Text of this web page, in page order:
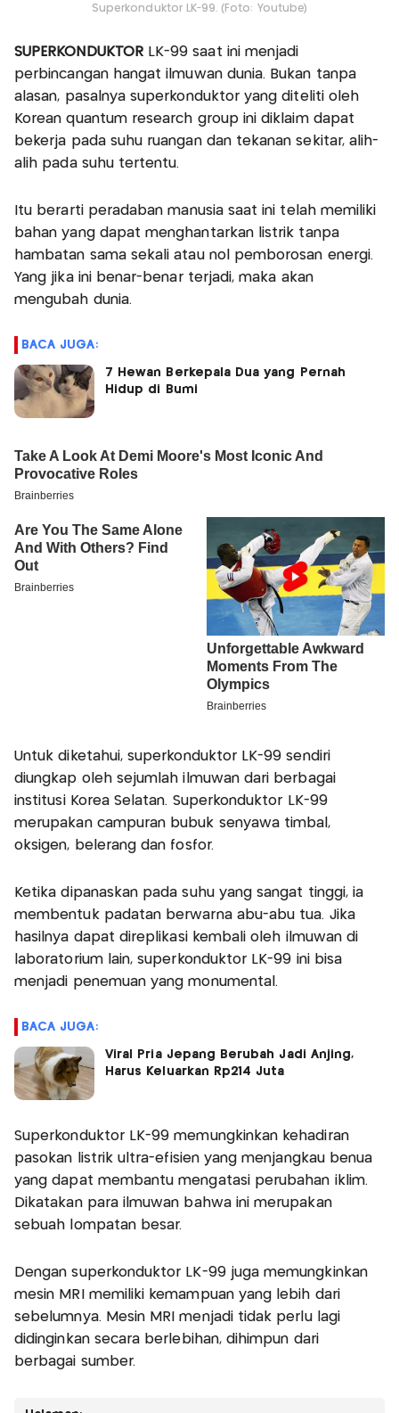
Superkonduktor LK-99. (Foto: Youtube)
SUPERKONDUKTOR LK-99 saat ini menjadi
perbincangan hangat ilmuwan dunia. Bukan tanpa
alasan, pasalnya superkonduktor yang diteliti oleh
Korean quantum research group ini diklaim dapat
bekerja pada suhu ruangan dan tekanan sekitar, alih-
alih pada suhu tertentu.
Itu berarti peradaban manusia saat ini telah memiliki
bahan yang dapat menghantarkan listrik tanpa
hambatan sama sekali atau nol pemborosan energi.
Yang jika ini benar-benar terjadi, maka akan
mengubah dunia.
BACA JUGA:
7 Hewan Berkepala Dua yang Pernah
Hidup di Bumi
Untuk diketahui, superkonduktor LK-99 sendiri
diungkap oleh sejumlah ilmuwan dari berbagai
institusi Korea Selatan. Superkonduktor LK-99
merupakan campuran bubuk senyawa timbal,
oksigen, belerang dan fosfor.
Ketika dipanaskan pada suhu yang sangat tinggi, ia
membentuk padatan berwarna abu-abu tua. Jika
hasilnya dapat direplikasi kembali oleh ilmuwan di
laboratorium lain, superkonduktor LK-99 ini bisa
menjadi penemuan yang monumental.
BACA JUGA:
Viral Pria Jepang Berubah Jadi Anjing,
Harus Keluarkan Rp214 Juta
Superkonduktor LK-99 memungkinkan kehadiran
pasokan listrik ultra-efisien yang menjangkau benua
yang dapat membantu mengatasi perubahan iklim.
Dikatakan para ilmuwan bahwa ini merupakan
sebuah lompatan besar.
Dengan superkonduktor LK-99 juga memungkinkan
mesin MRI memiliki kemampuan yang lebih dari
sebelumnya. Mesin MRI menjadi tidak perlu lagi
didinginkan secara berlebihan, dihimpun dari
berbagai sumber.